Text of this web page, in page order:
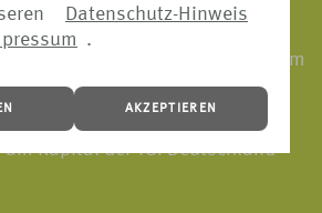
Datenschutz-Hinweis
.
AKZEPTIEREN
oder indirekten
10% an Stimmrechten oder am
oder –
Versicherungsunternehmen an
Kapital der TUI Deutschland